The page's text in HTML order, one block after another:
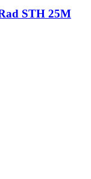
STH 25M